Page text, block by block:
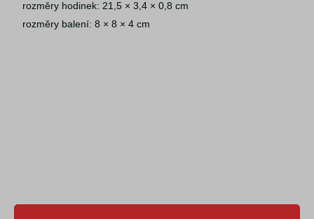
rozměry hodinek: 21,5 × 3,4 × 0,8 cm
rozměry balení: 8 × 8 × 4 cm